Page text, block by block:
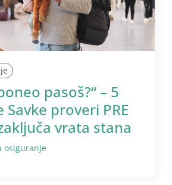
pasoš?“ – 5
proveri PRE
vrata stana
osiguranje